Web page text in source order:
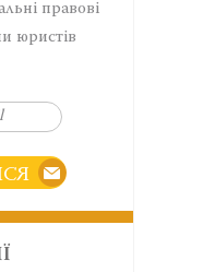
правові
юристів